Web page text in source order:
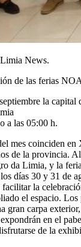
News.
de las ferias
la capital
a las 05:00 h.
mes coinciden en
de la provincia.
da Limia, y la
días 30 y 31 de
la
el espacio. Los
gran carpa
en el
de la